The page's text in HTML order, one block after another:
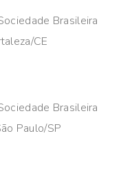
Brasileira
CE
Brasileira
Paulo/SP